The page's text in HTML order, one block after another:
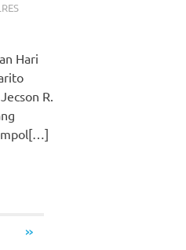
Hari
R.
NEXT
»